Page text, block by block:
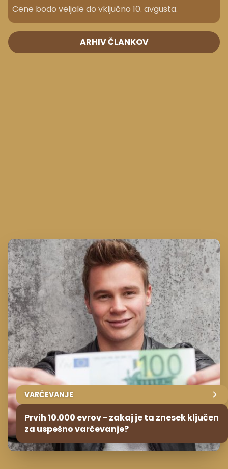
Cene bodo veljale do vključno 10. avgusta.
ARHIV ČLANKOV
VARČEVANJE
Prvih 10.000 evrov - zakaj je ta znesek ključen
za uspešno varčevanje?